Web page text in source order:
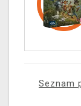
Seznam